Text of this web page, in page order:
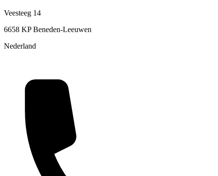
Veesteeg 14
6658 KP Beneden-Leeuwen
Nederland